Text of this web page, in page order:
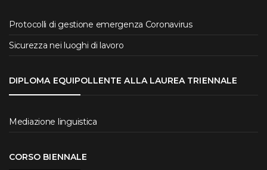
Protocolli di gestione emergenza Coronavirus
Sicurezza nei luoghi di lavoro
DIPLOMA EQUIPOLLENTE ALLA LAUREA TRIENNALE
Mediazione linguistica
CORSO BIENNALE